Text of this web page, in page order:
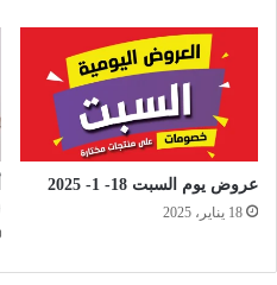
عروض يوم السبت 18- 1- 2025
18 يناير، 2025